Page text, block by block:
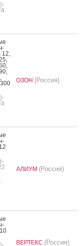
ОЗОН (Россия)
АЛИУМ (Россия)
ВЕРТЕКС (Россия)